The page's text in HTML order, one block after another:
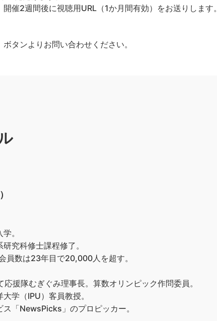
催2週間後に視聴用URL（1か月間有効）をお送りします。
タンよりお問い合わせください。
。
究科修士課程修了。
員数は23年目で20,000人を超す。
援隊むぎぐみ理事長。算数オリンピック作問委員。
学（IPU）客員教授。
「NewsPicks」のプロピッカー。